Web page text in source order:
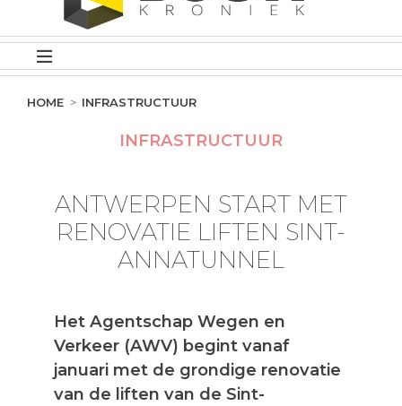
HOME INFRASTRUCTUUR
INFRASTRUCTUUR
ANTWERPEN START MET
RENOVATIE LIFTEN SINT-
ANNATUNNEL
Het Agentschap Wegen en
Verkeer (AWV) begint vanaf
januari met de grondige renovatie
van de liften van de Sint-